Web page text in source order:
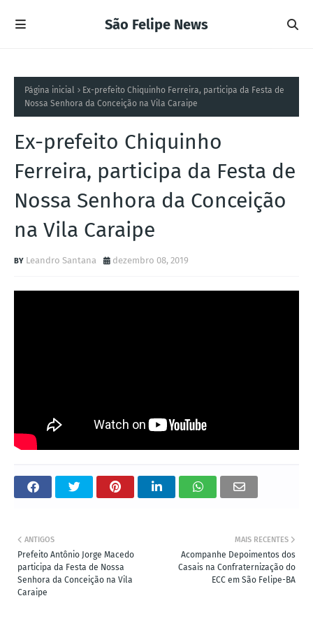
São Felipe News
Página inicial
Ex-prefeito Chiquinho Ferreira, participa da Festa de
Nossa Senhora da Conceição na Vila Caraipe
Ex-prefeito Chiquinho
Ferreira, participa da Festa de
Nossa Senhora da Conceição
na Vila Caraipe
Leandro Santana dezembro 08, 2019
MAIS RECENTES
Acompanhe Depoimentos dos
Casais na Confraternização do
ECC em São Felipe-BA
ANTIGOS
Prefeito Antônio Jorge Macedo
participa da Festa de Nossa
Senhora da Conceição na Vila
Caraipe